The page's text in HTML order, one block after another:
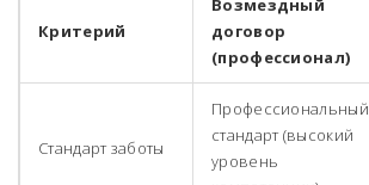
Критерий
Возмездный
договор
(профессионал)
Стандарт заботы
Профессиональный
стандарт (высокий
уровень